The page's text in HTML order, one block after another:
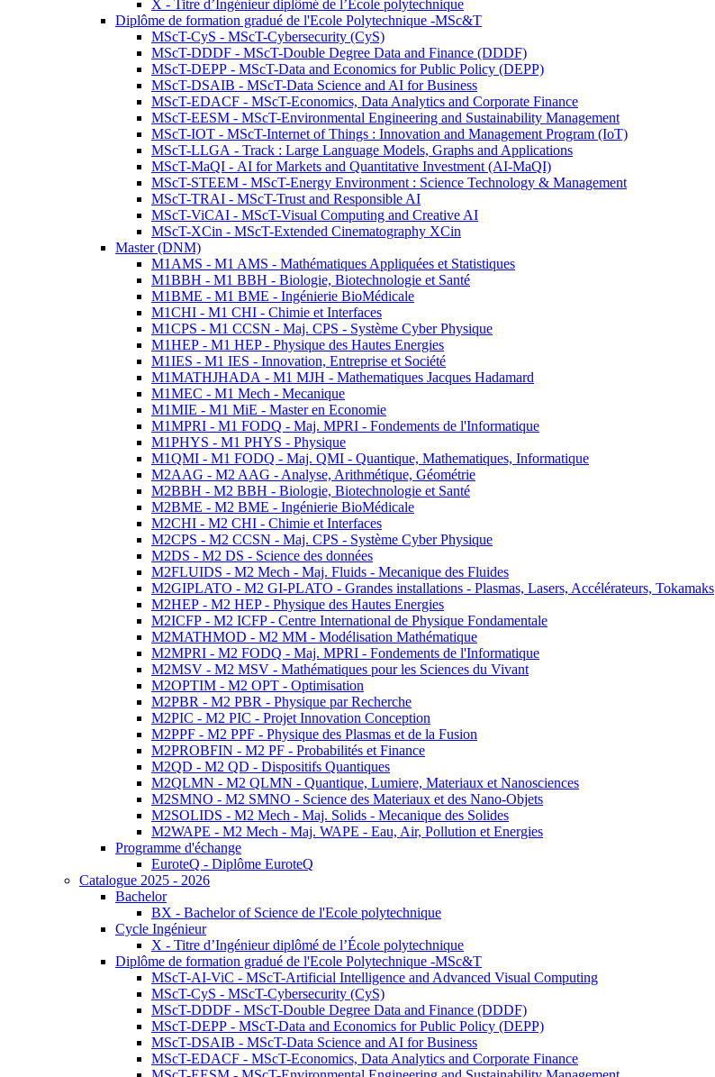
X - Titre d’Ingénieur diplômé de l’École polytechnique
Diplôme de formation gradué de l'Ecole Polytechnique -MSc&T
MScT-CyS - MScT-Cybersecurity (CyS)
MScT-DDDF - MScT-Double Degree Data and Finance (DDDF)
MScT-DEPP - MScT-Data and Economics for Public Policy (DEPP)
MScT-DSAIB - MScT-Data Science and AI for Business
MScT-EDACF - MScT-Economics, Data Analytics and Corporate Finance
MScT-EESM - MScT-Environmental Engineering and Sustainability Management
MScT-IOT - MScT-Internet of Things : Innovation and Management Program (IoT)
MScT-LLGA - Track : Large Language Models, Graphs and Applications
MScT-MaQI - AI for Markets and Quantitative Investment (AI-MaQI)
MScT-STEEM - MScT-Energy Environment : Science Technology & Management
MScT-TRAI - MScT-Trust and Responsible AI
MScT-ViCAI - MScT-Visual Computing and Creative AI
MScT-XCin - MScT-Extended Cinematography XCin
Master (DNM)
M1AMS - M1 AMS - Mathématiques Appliquées et Statistiques
M1BBH - M1 BBH - Biologie, Biotechnologie et Santé
M1BME - M1 BME - Ingénierie BioMédicale
M1CHI - M1 CHI - Chimie et Interfaces
M1CPS - M1 CCSN - Maj. CPS - Système Cyber Physique
M1HEP - M1 HEP - Physique des Hautes Energies
M1IES - M1 IES - Innovation, Entreprise et Société
M1MATHJHADA - M1 MJH - Mathematiques Jacques Hadamard
M1MEC - M1 Mech - Mecanique
M1MIE - M1 MiE - Master en Economie
M1MPRI - M1 FODQ - Maj. MPRI - Fondements de l'Informatique
M1PHYS - M1 PHYS - Physique
M1QMI - M1 FODQ - Maj. QMI - Quantique, Mathematiques, Informatique
M2AAG - M2 AAG - Analyse, Arithmétique, Géométrie
M2BBH - M2 BBH - Biologie, Biotechnologie et Santé
M2BME - M2 BME - Ingénierie BioMédicale
M2CHI - M2 CHI - Chimie et Interfaces
M2CPS - M2 CCSN - Maj. CPS - Système Cyber Physique
M2DS - M2 DS - Science des données
M2FLUIDS - M2 Mech - Maj. Fluids - Mecanique des Fluides
M2GIPLATO - M2 GI-PLATO - Grandes installations - Plasmas, Lasers, Accélérateurs, Tokamaks
M2HEP - M2 HEP - Physique des Hautes Energies
M2ICFP - M2 ICFP - Centre International de Physique Fondamentale
M2MATHMOD - M2 MM - Modélisation Mathématique
M2MPRI - M2 FODQ - Maj. MPRI - Fondements de l'Informatique
M2MSV - M2 MSV - Mathématiques pour les Sciences du Vivant
M2OPTIM - M2 OPT - Optimisation
M2PBR - M2 PBR - Physique par Recherche
M2PIC - M2 PIC - Projet Innovation Conception
M2PPF - M2 PPF - Physique des Plasmas et de la Fusion
M2PROBFIN - M2 PF - Probabilités et Finance
M2QD - M2 QD - Dispositifs Quantiques
M2QLMN - M2 QLMN - Quantique, Lumiere, Materiaux et Nanosciences
M2SMNO - M2 SMNO - Science des Materiaux et des Nano-Objets
M2SOLIDS - M2 Mech - Maj. Solids - Mecanique des Solides
M2WAPE - M2 Mech - Maj. WAPE - Eau, Air, Pollution et Energies
Programme d'échange
EuroteQ - Diplôme EuroteQ
Catalogue 2025 - 2026
Bachelor
BX - Bachelor of Science de l'Ecole polytechnique
Cycle Ingénieur
X - Titre d’Ingénieur diplômé de l’École polytechnique
Diplôme de formation gradué de l'Ecole Polytechnique -MSc&T
MScT-AI-ViC - MScT-Artificial Intelligence and Advanced Visual Computing
MScT-CyS - MScT-Cybersecurity (CyS)
MScT-DDDF - MScT-Double Degree Data and Finance (DDDF)
MScT-DEPP - MScT-Data and Economics for Public Policy (DEPP)
MScT-DSAIB - MScT-Data Science and AI for Business
MScT-EDACF - MScT-Economics, Data Analytics and Corporate Finance